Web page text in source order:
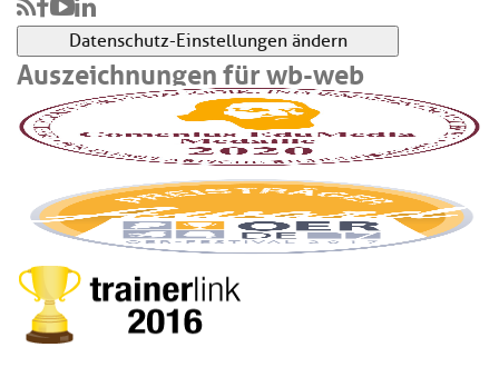
Datenschutz-Einstellungen ändern
Auszeichnungen für wb-web